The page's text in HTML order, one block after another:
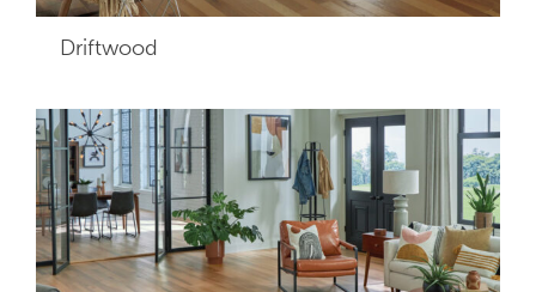
Driftwood